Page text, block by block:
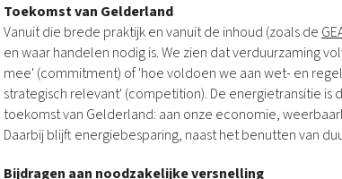
Toekomst van Gelderland
Vanuit die brede praktijk en vanuit de inhoud (zoals de
en waar handelen nodig is. We zien dat verduurzaming
mee' (commitment) of 'hoe voldoen we aan wet- en
strategisch relevant' (competition). De energietransitie
toekomst van Gelderland: aan onze economie,
Daarbij blijft energiebesparing, naast het benutten van
Bijdragen aan noodzakelijke versnelling